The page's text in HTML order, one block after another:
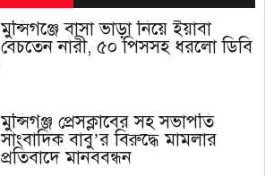
মুন্সিগঞ্জে বাসা ভাড়া নিয়ে ইয়াবা
বেচতেন নারী, ৫০ পিসসহ ধরলো ডিবি
মুন্সিগঞ্জ প্রেসক্লাবের সহ সভাপতি
সাংবাদিক বাবু’র বিরুদ্ধে মামলার
প্রতিবাদে মানববন্ধন